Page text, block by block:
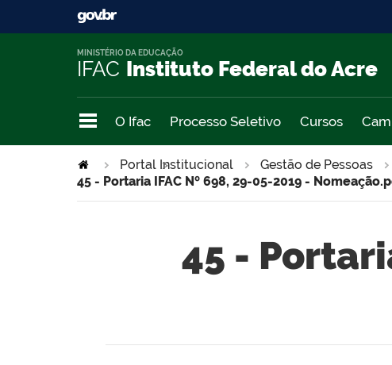
IFAC Instituto Federal do Acre
MINISTÉRIO DA EDUCAÇÃO
O Ifac Processo Seletivo Cursos
Portal Institucional Gestão de Pessoas
>
45 - Portaria IFAC Nº 698, 29-05-2019 -
45 -